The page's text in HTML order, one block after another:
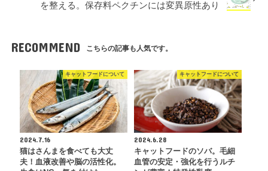
を整える。保存料ペクチンには変異原性あり
RECOMMEND こちらの記事も人気です。
キャットフードについて
2024.7.16
猫はさんまを食べても大丈
夫！血液改善や脳の活性化。
キャットフードについて
2024.6.28
キャットフードのソバ。毛細
血管の安定・強化を行うルチ